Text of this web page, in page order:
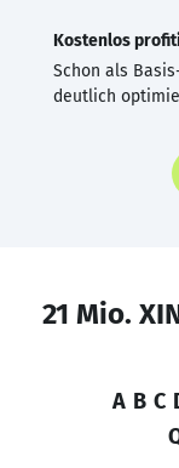
Kostenlos
Schon als
deutlich
21 Mio.
A B C